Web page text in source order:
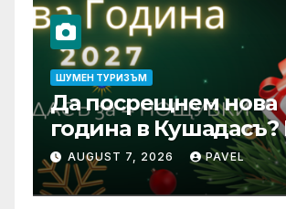
ШУМЕН ТУРИЗЪМ
Да посрещнем нова
година в
защо си заслужава …
AUGUST 7, 2026 PAVEL